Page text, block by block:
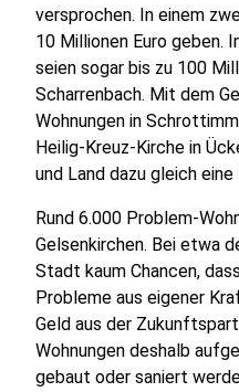
versprochen. In einem
10 Millionen Euro geben.
seien sogar bis zu 100
Scharrenbach. Mit dem
Wohnungen in
Heilig-Kreuz-Kirche in
und Land dazu gleich
Rund 6.000 Problem-
Gelsenkirchen. Bei etwa
Stadt kaum Chancen,
Probleme aus eigener
Geld aus der
Wohnungen deshalb
gebaut oder saniert